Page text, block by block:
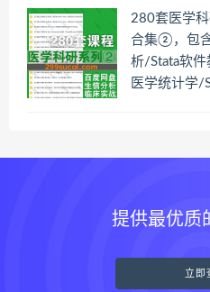
280套医学
合集②，包
析/Stata软
医学统计学/
提供最优质
立即